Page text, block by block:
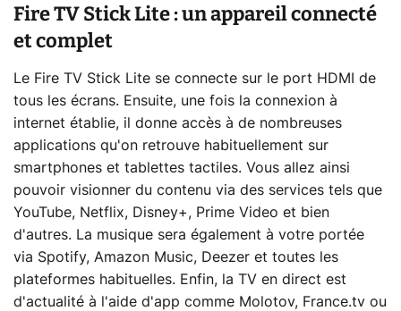
Fire TV Stick Lite : un appareil connecté
et complet
Le Fire TV Stick Lite se connecte sur le port HDMI de
tous les écrans. Ensuite, une fois la connexion à
internet établie, il donne accès à de nombreuses
applications qu'on retrouve habituellement sur
smartphones et tablettes tactiles. Vous allez ainsi
pouvoir visionner du contenu via des services tels que
YouTube, Netflix, Disney+, Prime Video et bien
d'autres. La musique sera également à votre portée
via Spotify, Amazon Music, Deezer et toutes les
plateformes habituelles. Enfin, la TV en direct est
d'actualité à l'aide d'app comme Molotov, France.tv ou